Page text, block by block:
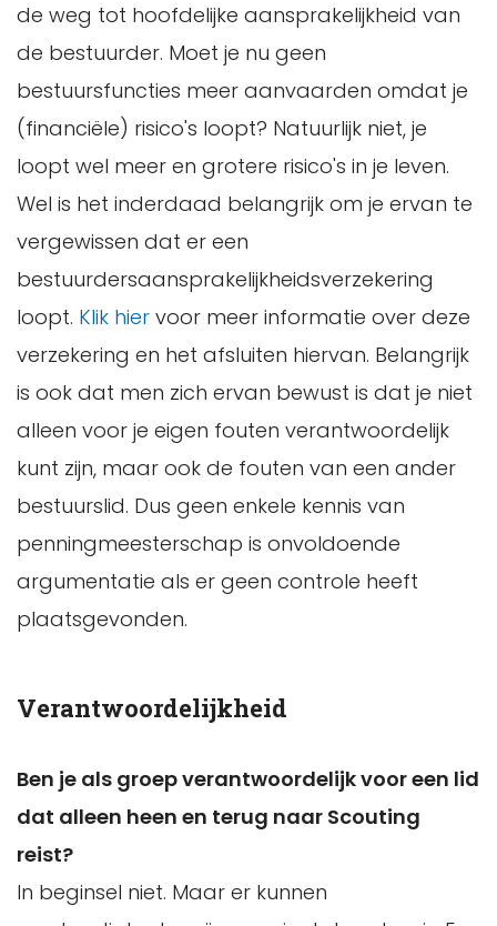
de weg tot hoofdelijke aansprakelijkheid van
de bestuurder. Moet je nu geen
bestuursfuncties meer aanvaarden omdat je
(financiële) risico's loopt? Natuurlijk niet, je
loopt wel meer en grotere risico's in je leven.
Wel is het inderdaad belangrijk om je ervan te
vergewissen dat er een
bestuurdersaansprakelijkheidsverzekering
loopt. Klik hier voor meer informatie over deze
verzekering en het afsluiten hiervan. Belangrijk
is ook dat men zich ervan bewust is dat je niet
alleen voor je eigen fouten verantwoordelijk
kunt zijn, maar ook de fouten van een ander
bestuurslid. Dus geen enkele kennis van
penningmeesterschap is onvoldoende
argumentatie als er geen controle heeft
plaatsgevonden.
Verantwoordelijkheid
Ben je als groep verantwoordelijk voor een lid
dat alleen heen en terug naar Scouting
reist?
In beginsel niet. Maar er kunnen